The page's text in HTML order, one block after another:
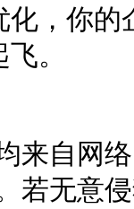
，你
。
来自网
若无意